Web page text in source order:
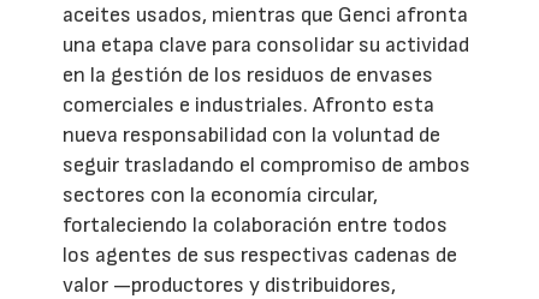
aceites usados, mientras que Genci afronta
una etapa clave para consolidar su actividad
en la gestión de los residuos de envases
comerciales e industriales. Afronto esta
nueva responsabilidad con la voluntad de
seguir trasladando el compromiso de ambos
sectores con la economía circular,
fortaleciendo la colaboración entre todos
los agentes de sus respectivas cadenas de
valor —productores y distribuidores,